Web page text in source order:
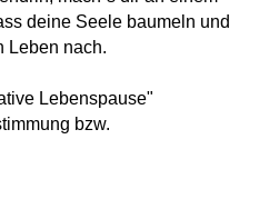
deine Seele baumeln und
Leben nach.
Lebenspause"
bzw.